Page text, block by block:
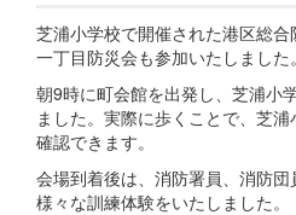
あ
い
さ
つ
の
で
き
る
街。
芝浦小学校で開催された港区総
一丁目防災会も参加いたしました。
朝9時に町会館を出発し、芝浦小
ました。実際に歩くことで、芝
確認できます。
会場到着後は、消防署員、消防団
様々な訓練体験をいたしました。